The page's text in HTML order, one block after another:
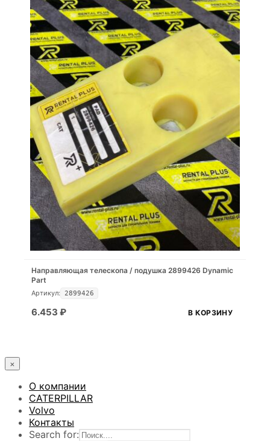
Направляющая телескопа / подушка 2899426 Dynamic
Part
Артикул: 2899426
6.453 ₽ В КОРЗИНУ
×
О компании
CATERPILLAR
Volvo
Контакты
Search for: